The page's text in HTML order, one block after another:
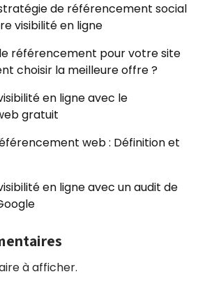
de référencement social
visibilité en ligne
référencement pour votre site
choisir la meilleure offre ?
en ligne avec le
gratuit
web : Définition et
en ligne avec un audit de
à afficher.